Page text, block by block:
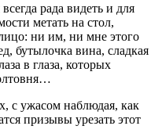
рада видеть и для
метать на стол,
ни им, ни мне этого
бутылочка вина, сладкая
в глаза, которых
с ужасом наблюдая, как
призывы урезать этот